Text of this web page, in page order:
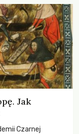
Jak
Czarnej